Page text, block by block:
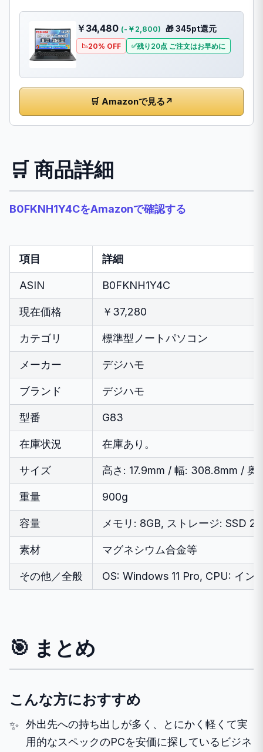
￥34,480 (-￥2,800) 🎁 345pt還元
20% OFF 残り20点 ご注文はお早めに
🛒 Amazonで見る ↗
🛒 商品詳細
B0FKNH1Y4CをAmazonで確認する
項目 詳細
ASIN B0FKNH1Y4C
現在価格 ￥37,280
カテゴリ 標準型ノートパソコン
メーカー デジハモ
ブランド デジハモ
型番 G83
在庫状況 在庫あり。
サイズ 高さ: 17.9mm / 幅: 308.8mm / 奥
重量 900g
容量 メモリ: 8GB, ストレージ: SSD
素材 マグネシウム合金等
その他／全般 OS: Windows 11 Pro, CPU: イ
🎯 まとめ
こんな方におすすめ
外出先への持ち出しが多く、とにかく軽くて実
用的なスペックのPCを安価に探しているビジネ